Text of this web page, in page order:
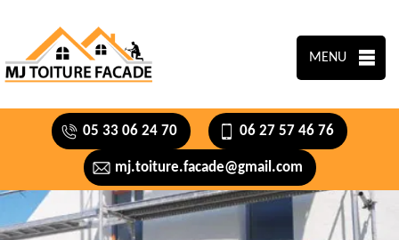
MENU
05 33 06 24 70 06 27 57 46 76
mj.toiture.facade@gmail.com